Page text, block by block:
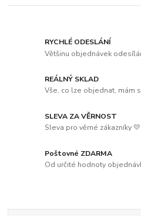
RYCHLÉ ODESLÁNÍ
Většinu objednávek
REÁLNÝ SKLAD
Vše, co lze objednat, mám
SLEVA ZA VĚRNOST
Sleva pro věrné zákazníky 💛
Poštovné ZDARMA
Od určité hodnoty